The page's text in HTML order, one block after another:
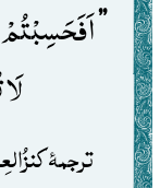
’’اَفَحَسِبْتُمْ
ترجمۂ